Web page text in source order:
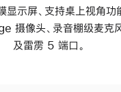
示屏、支持桌上视角
摄像头、录音棚级麦克
及雷雳 5 端口。